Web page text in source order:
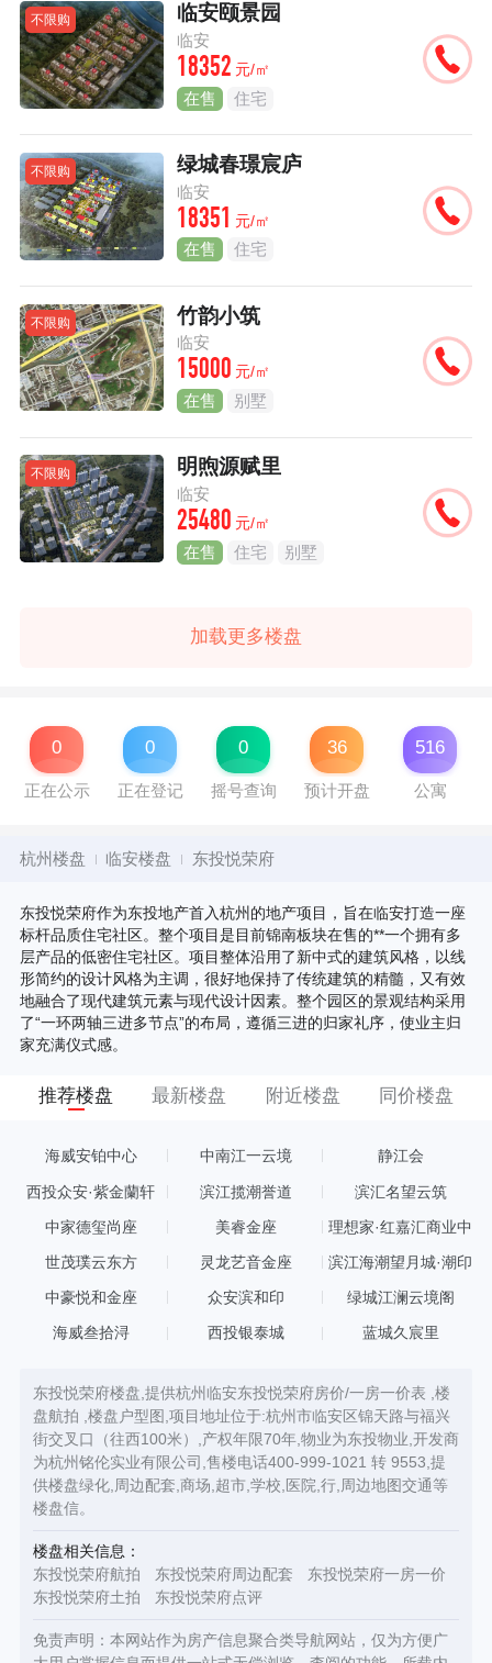
不限购 临安颐景园
临安
18352 元/㎡
在售 住宅
不限购 绿城春璟宸庐
临安
18351 元/㎡
在售 住宅
不限购 竹韵小筑
临安
15000 元/㎡
在售 别墅
不限购 明煦源赋里
临安
25480 元/㎡
在售 住宅 别墅
加载更多楼盘
0
正在公示
0
正在登记
0
摇号查询
36
预计开盘
516
公寓
杭州楼盘 临安楼盘 东投悦荣府
东投悦荣府作为东投地产首入杭州的地产项目，旨在临安打造一座
标杆品质住宅社区。整个项目是目前锦南板块在售的**一个拥有多
层产品的低密住宅社区。项目整体沿用了新中式的建筑风格，以线
形简约的设计风格为主调，很好地保持了传统建筑的精髓，又有效
地融合了现代建筑元素与现代设计因素。整个园区的景观结构采用
了“一环两轴三进多节点”的布局，遵循三进的归家礼序，使业主归
家充满仪式感。
推荐楼盘 最新楼盘 附近楼盘 同价楼盘
海威安铂中心 中南江一云境 静江会
西投众安·紫金蘭轩 滨江揽潮誉道 滨汇名望云筑
中家德玺尚座 美睿金座
理想家·红嘉汇商业中
世茂璞云东方 灵龙艺音金座 滨江海潮望月城·潮印
中豪悦和金座 众安滨和印 绿城江澜云境阁
海威叁拾浔 西投银泰城 蓝城久宸里
东投悦荣府楼盘,提供杭州临安东投悦荣府房价/一房一价表 ,楼
盘航拍 ,楼盘户型图,项目地址位于:杭州市临安区锦天路与福兴
街交叉口（往西100米）,产权年限70年,物业为东投物业,开发商
为杭州铭伦实业有限公司,售楼电话400-999-1021 转 9553,提
供楼盘绿化,周边配套,商场,超市,学校,医院,行,周边地图交通等
楼盘信。
楼盘相关信息：
东投悦荣府航拍
东投悦荣府周边配套
东投悦荣府一房一价
东投悦荣府土拍
东投悦荣府点评
免责声明：本网站作为房产信息聚合类导航网站，仅为方便广